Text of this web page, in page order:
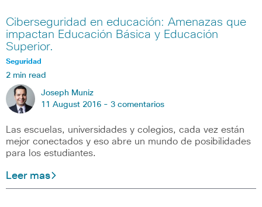
Ciberseguridad en educación: Amenazas que
impactan Educación Básica y Educación
Superior.
Seguridad
2 min read
Joseph Muniz
11 August 2016 - 3 comentarios
Las escuelas, universidades y colegios, cada vez están
mejor conectados y eso abre un mundo de posibilidades
para los estudiantes.
Leer mas